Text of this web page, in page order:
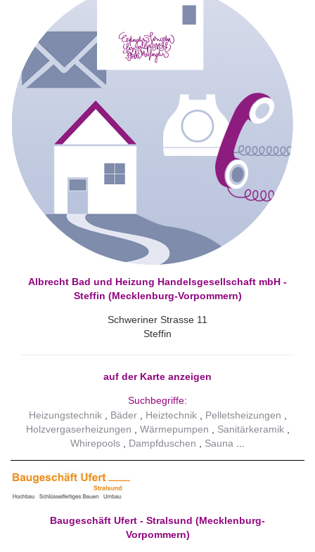
Albrecht Bad und Heizung Handelsgesellschaft mbH -
Steffin (Mecklenburg-Vorpommern)
Schweriner Strasse 11
Steffin
auf der Karte anzeigen
Suchbegriffe:
Heizungstechnik
Bäder Heiztechnik
Pelletsheizungen
Holzvergaserheizungen
Wärmepumpen
Sanitärkeramik
Whirepools
Dampfduschen Sauna
Baugeschäft Ufert - Stralsund (Mecklenburg-
Vorpommern)